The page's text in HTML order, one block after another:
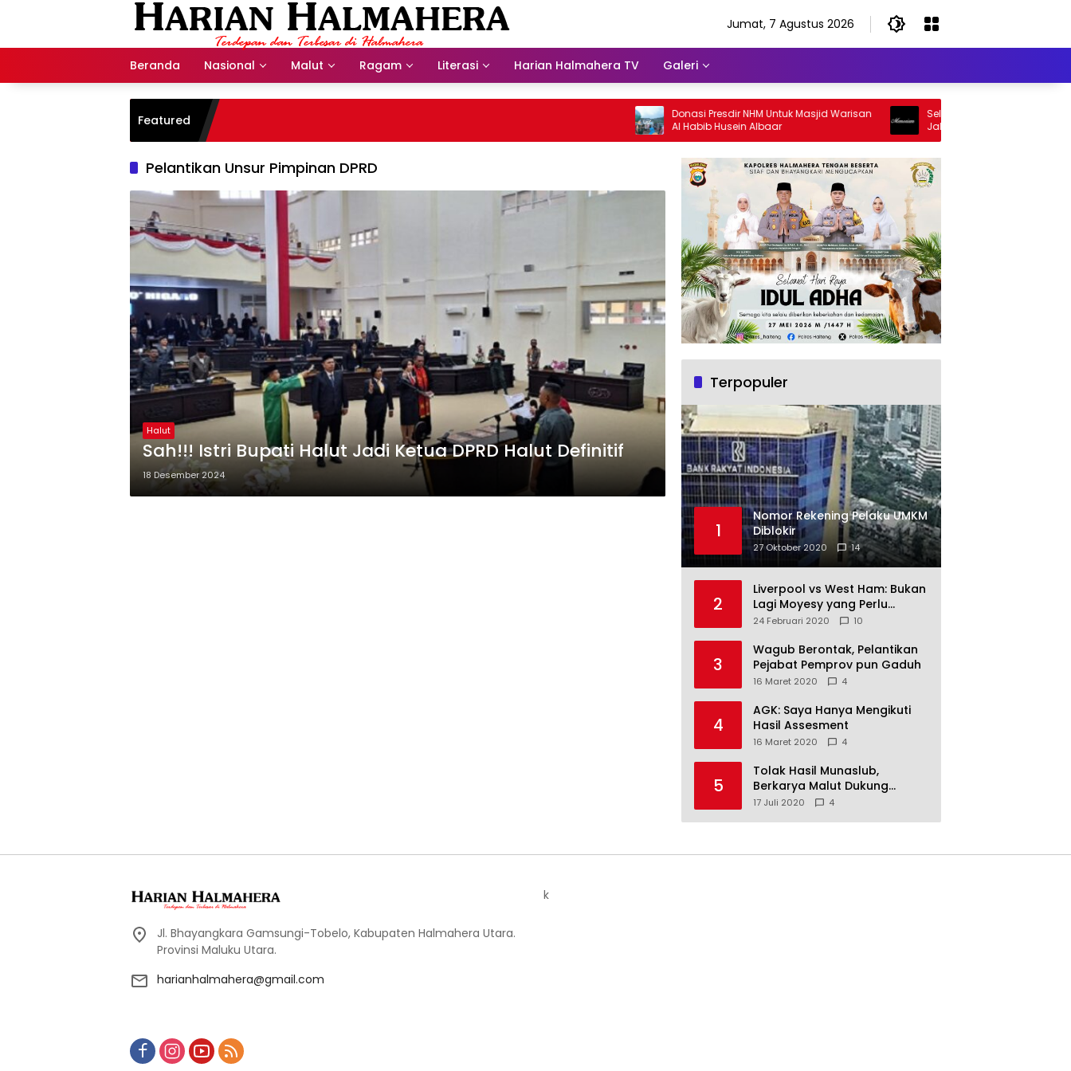
Jumat, 7 Agustus 2026
Beranda Nasional Malut Ragam Literasi Harian Halmahera TV Galeri
Featured
Donasi Presdir NHM Untuk Masjid Warisan
Al Habib Husein Albaar
Selamat Jalan Sang Inspirator,
Jalan Abangku Yuslam Idris
Pelantikan Unsur Pimpinan DPRD
Halut
Sah!!! Istri Bupati Halut Jadi Ketua DPRD Halut Definitif
18 Desember 2024
Terpopuler
1
Nomor Rekening Pelaku UMKM
Diblokir
27 Oktober 2020 14
2
Liverpool vs West Ham: Bukan
Lagi Moyesy yang Perlu
Ditakuti
24 Februari 2020 10
3
Wagub Berontak, Pelantikan
Pejabat Pemprov pun Gaduh
16 Maret 2020 4
4
AGK: Saya Hanya Mengikuti
Hasil Assesment
16 Maret 2020 4
5
Tolak Hasil Munaslub,
Berkarya Malut Dukung
Tommy Soeharto
17 Juli 2020 4
Jl. Bhayangkara Gamsungi-Tobelo, Kabupaten Halmahera Utara.
Provinsi Maluku Utara.
harianhalmahera@gmail.com
k